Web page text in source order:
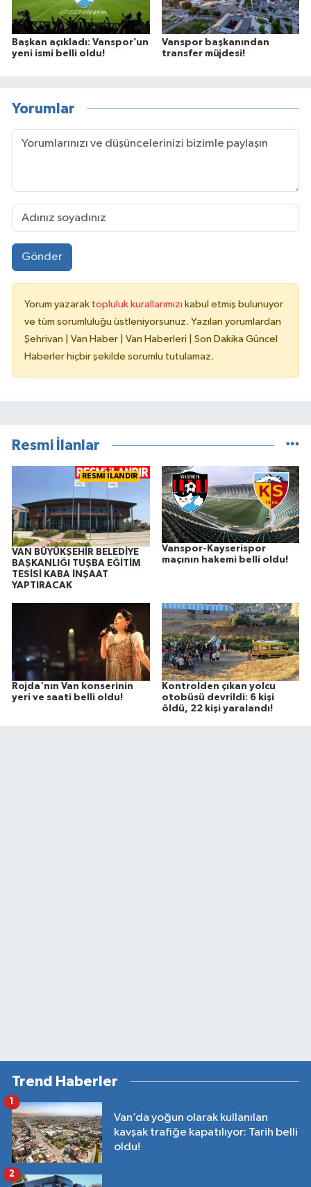
Başkan açıkladı: Vanspor’un
yeni ismi belli oldu!
Vanspor başkanından
transfer müjdesi!
Yorumlar
Gönder
Yorum yazarak topluluk kurallarımızı kabul etmiş bulunuyor
ve tüm sorumluluğu üstleniyorsunuz. Yazılan yorumlardan
Şehrivan | Van Haber | Van Haberleri | Son Dakika Güncel
Haberler hiçbir şekilde sorumlu tutulamaz.
Resmi İlanlar
RESMİ İLANDIR
VAN BÜYÜKŞEHİR BELEDİYE
BAŞKANLIĞI TUŞBA EĞİTİM
TESİSİ KABA İNŞAAT
YAPTIRACAK
Vanspor-Kayserispor
maçının hakemi belli oldu!
Rojda'nın Van konserinin
yeri ve saati belli oldu!
Kontrolden çıkan yolcu
otobüsü devrildi: 6 kişi
öldü, 22 kişi yaralandı!
Trend Haberler
Van’da yoğun olarak kullanılan
kavşak trafiğe kapatılıyor: Tarih belli
oldu!
1
2